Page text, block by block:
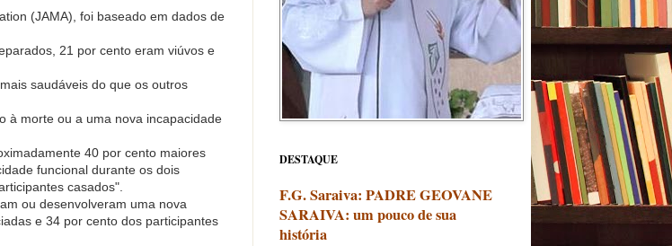
(JAMA), foi baseado em dados de
21 por cento eram viúvos e
saudáveis do que os outros
à morte ou a uma nova incapacidade
40 por cento maiores
funcional durante os dois
casados".
ou desenvolveram uma nova
e 34 por cento dos participantes
DESTAQUE
F.G. Saraiva: PADRE GEOVANE
SARAIVA: um pouco de sua
história